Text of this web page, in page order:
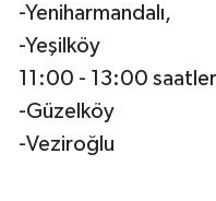
-Yeniharmandalı,
-Yeşilköy
11:00 - 13:00
-Güzelköy
-Veziroğlu